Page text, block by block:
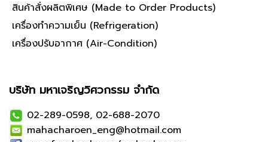
สินค้าสั่งผลิตพิเศษ (Made to Order Products)
เครื่องทำความเย็น (Refrigeration)
เครื่องปรับอากาศ (Air-Condition)
บริษัท มหาเจริญวิศวกรรม จำกัด
02-289-0598, 02-688-2070
mahacharoen_eng@hotmail.com